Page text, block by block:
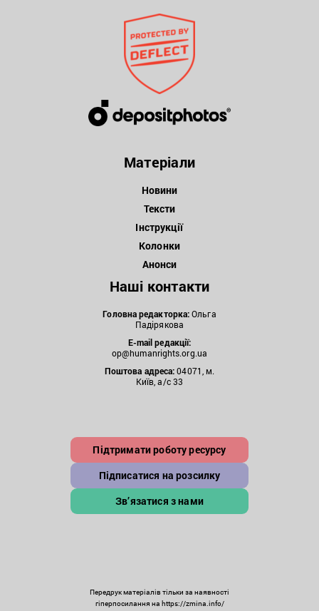
Матеріали
Новини
Тексти
Інструкції
Колонки
Анонси
Наші контакти
Головна редакторка:Ольга
Падірякова
E-mail редакції:
op@humanrights.org.ua
Поштова адреса:04071, м.
Київ, а/с 33
Підтримати роботу ресурсу
Підписатися на розсилку
Зв’язатися з нами
Передрук матеріалів тільки за наявності
гіперпосилання на https://zmina.info/